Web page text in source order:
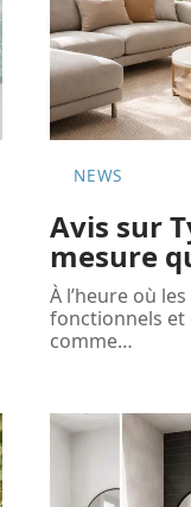
NEWS
Avis sur
mesure
À l’heure où
fonctionnels et
comme…